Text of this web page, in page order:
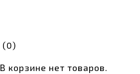
(0)
В корзине нет товаров.